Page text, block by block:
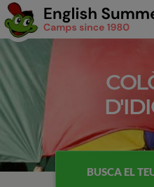
BUSCA EL